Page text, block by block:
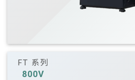
FT 系列
800V